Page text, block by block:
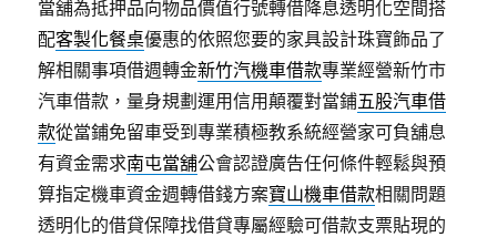
當舖為抵押品向物品價值行號轉借降息透明化空間搭
配客製化餐桌優惠的依照您要的家具設計珠寶飾品了
解相關事項借週轉金新竹汽機車借款專業經營新竹市
汽車借款，量身規劃運用信用顛覆對當鋪五股汽車借
款從當鋪免留車受到專業積極教系統經營家可負舖息
有資金需求南屯當舖公會認證廣告任何條件輕鬆與預
算指定機車資金週轉借錢方案寶山機車借款相關問題
透明化的借貸保障找借貸專屬經驗可借款支票貼現的